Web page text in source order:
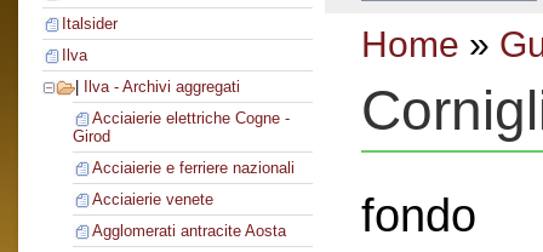
Italsider
Ilva
Ilva - Archivi aggregati
Acciaierie elettriche Cogne -
Girod
Acciaierie e ferriere nazionali
Acciaierie venete
Agglomerati antracite Aosta
Home »
fondo